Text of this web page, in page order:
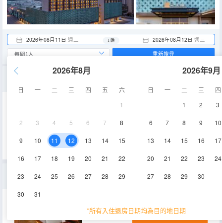
2026年08月11日 週二 2026年08月12日 週三
1 晚
2026年8月
日 一 二 三 四 五
六
1
2 3 4 5 6 7 8
9 10 11 12 13 14 15
16 17 18 19 20 21 22
23 24 25 26 27 28 29
30 31
2026年9月
日 一 二 三
四
1
2 3
6 7 8 9 10
13 14 15 16 17
20 21 22 23 24
27 28 29 30
*所有入住退房日期均為目的地日期
重新搜尋
空調
38㎡ 6層 空調